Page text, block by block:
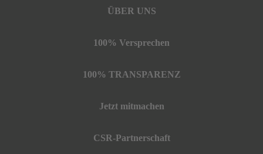
ÜBER UNS
100% Versprechen
100% TRANSPARENZ
Jetzt mitmachen
CSR-Partnerschaft